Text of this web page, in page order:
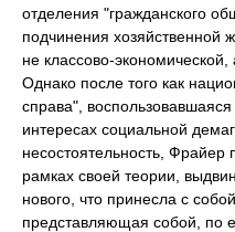
отделения "гражданского
подчинения хозяйственной
не классово-
Однако после того как
справа",
интересах социальной
несостоятельность, Фрайер
рамках своей теории,
нового, что принесла с
представляющая собой, по